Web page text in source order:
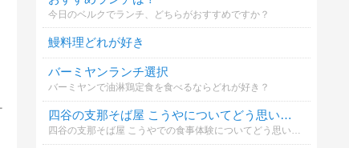
今日のベルクでランチ、どちらがおすすめですか？
鰻料理どれが好き
バーミヤンランチ選択
バーミヤンで油淋鶏定食を食べるならどれが好き？
四谷の支那そば屋 こうやについてどう思いますか？
四谷の支那そば屋 こうやでの食事体験についてどう思いましたか？